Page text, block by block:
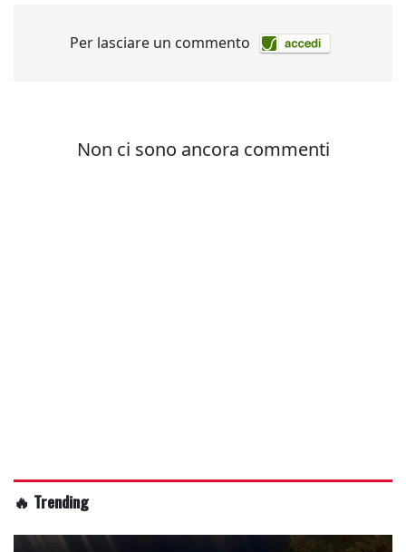
🔥 Trending